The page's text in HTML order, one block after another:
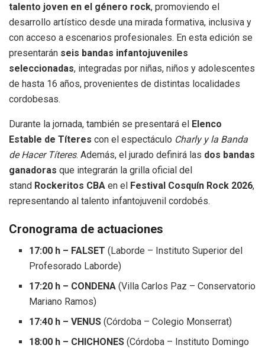
talento joven en el género rock, promoviendo el
desarrollo artístico desde una mirada formativa, inclusiva y
con acceso a escenarios profesionales. En esta edición se
presentarán seis bandas infantojuveniles
seleccionadas, integradas por niñas, niños y adolescentes
de hasta 16 años, provenientes de distintas localidades
cordobesas.
Durante la jornada, también se presentará el Elenco
Estable de Títeres con el espectáculo Charly y la Banda
de Hacer Títeres. Además, el jurado definirá las dos bandas
ganadoras que integrarán la grilla oficial del
stand Rockeritos CBA en el Festival Cosquín Rock 2026,
representando al talento infantojuvenil cordobés.
Cronograma de actuaciones
17:00 h – FALSET (Laborde – Instituto Superior del
Profesorado Laborde)
17:20 h – CONDENA (Villa Carlos Paz – Conservatorio
Mariano Ramos)
17:40 h – VENUS (Córdoba – Colegio Monserrat)
18:00 h – CHICHONES (Córdoba – Instituto Domingo